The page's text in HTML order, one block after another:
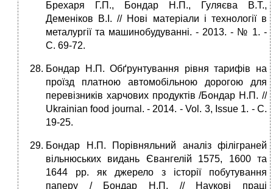
Брехаря Г.П., Бондар Н.П., Гуляєва В.Т.,
Деменіков В.І. // Нові матеріали і технології в
металургії та машинобудуванні. - 2013. - № 1. -
С. 69-72.
Бондар Н.П. Обґрунтування рівня тарифів на
проїзд платною автомобільною дорогою для
перевізників харчових продуктів /Бондар Н.П. //
Ukrainian food journal. - 2014. - Vol. 3, Issue 1. - С.
19-25.
Бондар Н.П. Порівняльний аналіз філіграней
вільнюських видань Євангелій 1575, 1600 та
1644 рр. як джерело з історії побутування
паперу / Бондар Н.П. // Наукові праці